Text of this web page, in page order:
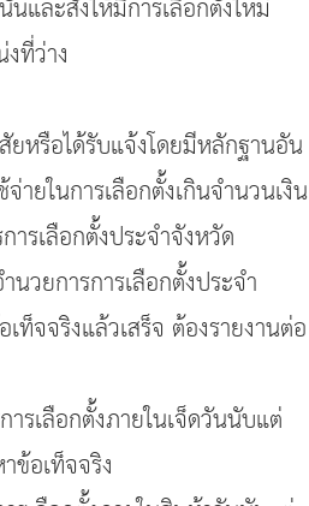
ที่ว่าง
หรือได้รับแจ้งโดยมีหลักฐานอัน
ายในการเลือกตั้งเกินจำนวนเงิน
ารเลือกตั้งประจำจังหวัด
วยการการเลือกตั้งประจำ
ท็จจริงแล้วเสร็จ ต้องรายงานต่อ
รเลือกตั้งภายในเจ็ดวันนับแต่
ข้อเท็จจริง